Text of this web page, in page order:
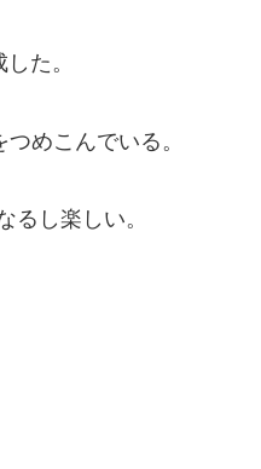
た。
めこんでいる。
るし楽しい。